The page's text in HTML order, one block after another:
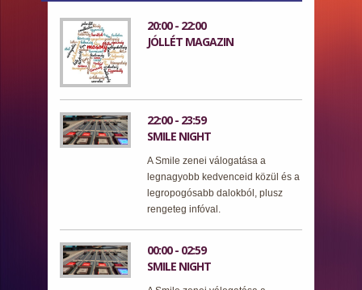
20:00 - 22:00
JÓLLÉT MAGAZIN
22:00 - 23:59
SMILE NIGHT
A Smile zenei válogatása a
legnagyobb kedvenceid közül és a
legropogósabb dalokból, plusz
rengeteg infóval.
00:00 - 02:59
SMILE NIGHT